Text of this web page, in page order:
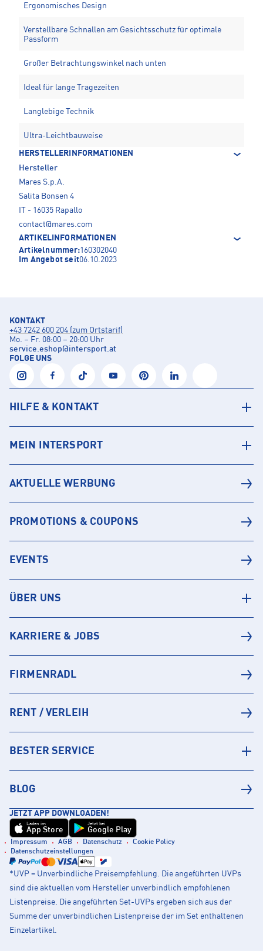
Ergonomisches Design
Verstellbare Schnallen am Gesichtsschutz für optimale
Passform
Großer Betrachtungswinkel nach unten
Ideal für lange Tragezeiten
Langlebige Technik
Ultra-Leichtbauweise
HERSTELLERINFORMATIONEN
Hersteller
Mares S.p.A.
Salita Bonsen 4
IT - 16035 Rapallo
contact@mares.com
ARTIKELINFORMATIONEN
Artikelnummer:160302040
Im Angebot seit06.10.2023
KONTAKT
+43 7242 600 204 (zum Ortstarif)
Mo. – Fr. 08:00 – 20:00 Uhr
service.eshop@intersport.at
FOLGE UNS
HILFE & KONTAKT
MEIN INTERSPORT
AKTUELLE WERBUNG
PROMOTIONS & COUPONS
EVENTS
ÜBER UNS
KARRIERE & JOBS
FIRMENRADL
RENT / VERLEIH
BESTER SERVICE
BLOG
JETZT APP DOWNLOADEN!
Laden im
App Store
Jetzt bei
Google Play
Impressum AGB Datenschutz
Cookie Policy
Datenschutzeinstellungen
*UVP = Unverbindliche Preisempfehlung. Die angeführten UVPs
sind die aktuellen vom Hersteller unverbindlich empfohlenen
Listenpreise. Die angeführten Set-UVPs ergeben sich aus der
Summe der unverbindlichen Listenpreise der im Set enthaltenen
Einzelartikel.